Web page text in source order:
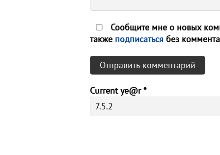
Сообщите мне о новых
также подписаться без
Current ye@r*